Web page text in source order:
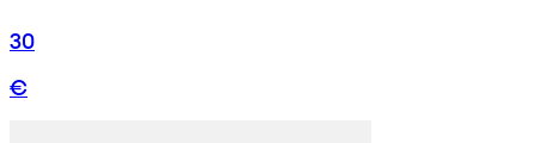
30
€